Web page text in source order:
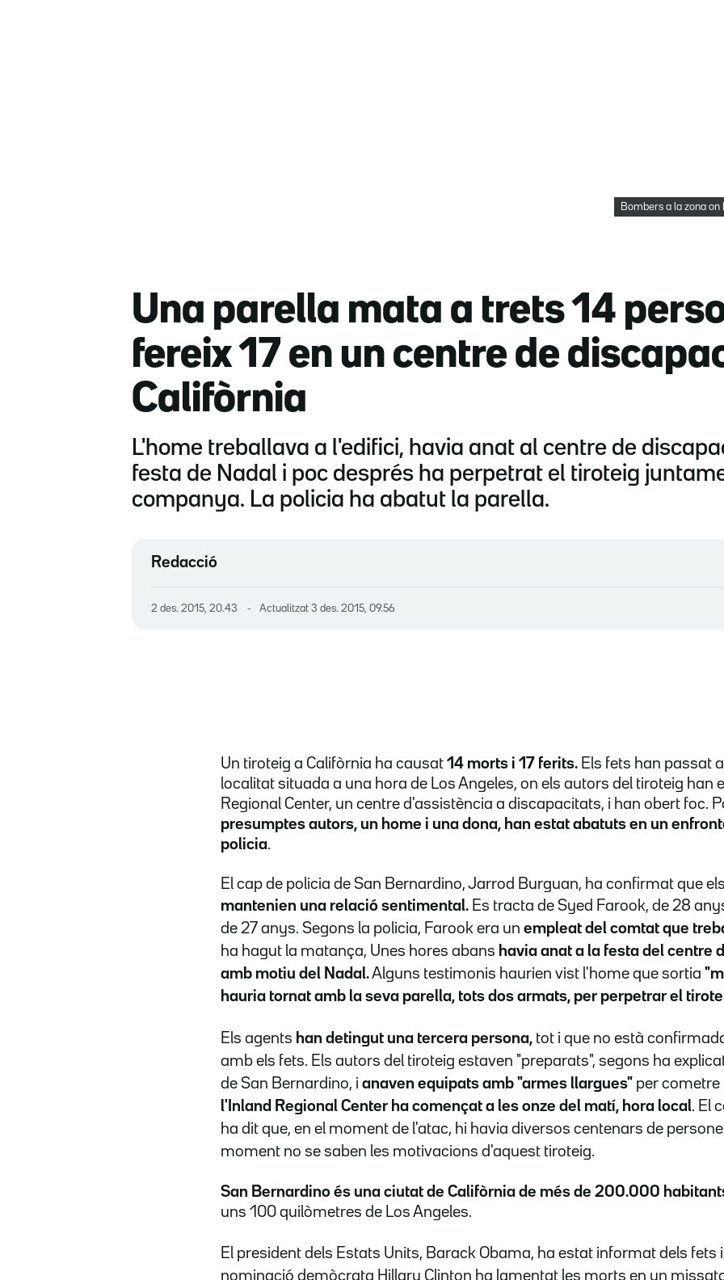
Bombers a la zona
Una parella mata a trets 14
fereix 17 en un centre de
Califòrnia
L'home treballava a l'edifici, havia anat al centre de
festa de Nadal i poc després ha perpetrat el tiroteig
companya. La policia ha abatut la parella.
Redacció
2 des. 2015, 20.43 Actualitzat 3 des. 2015, 09.56
Un tiroteig a Califòrnia ha causat 14 morts i 17 ferits. Els fets han passat
localitat situada a una hora de Los Angeles, on els autors del tiroteig han
Regional Center, un centre d'assistència a discapacitats, i han obert foc.
presumptes autors, un home i una dona, han estat abatuts en un
policia.
El cap de policia de San Bernardino, Jarrod Burguan, ha confirmat que
mantenien una relació sentimental. Es tracta de Syed Farook, de 28
de 27 anys. Segons la policia, Farook era un empleat del comtat que
ha hagut la matança, Unes hores abans havia anat a la festa del centre
amb motiu del Nadal.Alguns testimonis haurien vist l'home que sortia
hauria tornat amb la seva parella, tots dos armats, per perpetrar el
Els agents han detingut una tercera persona, tot i que no està
amb els fets. Els autors del tiroteig estaven "preparats", segons ha
de San Bernardino, i anaven equipats amb "armes llargues" per cometre
l'Inland Regional Center ha començat a les onze del matí, hora local. El
ha dit que, en el moment de l'atac, hi havia diversos centenars de
moment no se saben les motivacions d'aquest tiroteig.
San Bernardino és una ciutat de Califòrnia de més de 200.000
uns 100 quilòmetres de Los Angeles.
El president dels Estats Units, Barack Obama, ha estat informat dels fets
nominació demòcrata Hillary Clinton ha lamentat les morts en un